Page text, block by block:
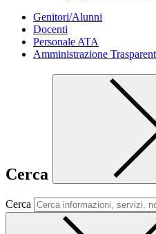
Genitori/Alunni
Docenti
Personale ATA
Amministrazione
Cerca
Cerca